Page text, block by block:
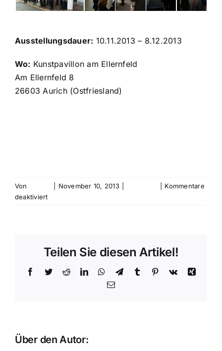
Ausstellungsdauer: 10.11.2013 – 8.12.2013
Wo: Kunstpavillon am Ellernfeld
Am Ellernfeld 8
26603 Aurich (Ostfriesland)
Von November 10, 2013
Kommentare
deaktiviertfür
Teilen Sie diesen Artikel!
Facebook
TwitterRedditLinkedInWhatsApp
TelegramTumblr Pinterest
Vk
Xing
E-
Über den Autor: